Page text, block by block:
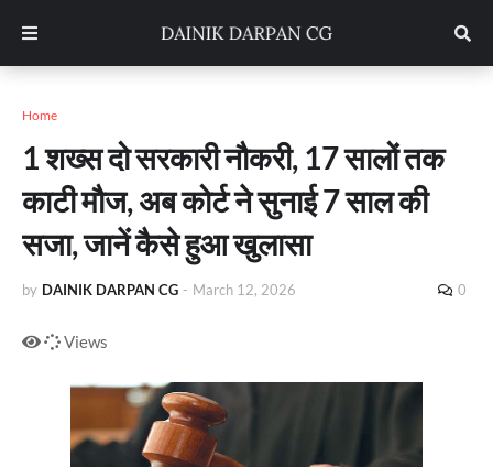
Home
1 शख्स दो सरकारी नौकरी, 17 सालों तक
काटी मौज, अब कोर्ट ने सुनाई 7 साल की
सजा, जानें कैसे हुआ खुलासा
by DAINIK DARPAN CG - March 12, 2026 0
Views